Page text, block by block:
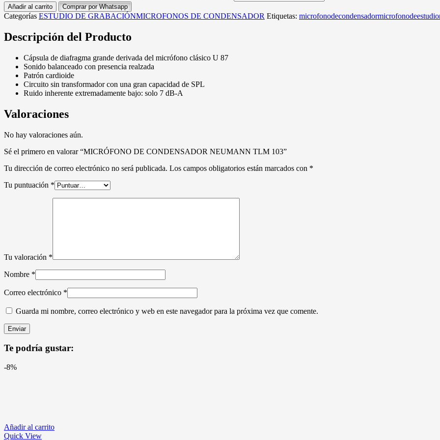
Añadir al carrito Comprar por Whatsapp
Categorías ESTUDIO DE GRABACIÓNMICROFONOS DE CONDENSADOR Etiquetas: microfonodecondensadormicrofonodeestudio
Descripción del Producto
Cápsula de diafragma grande derivada del micrófono clásico U 87
Sonido balanceado con presencia realzada
Patrón cardioide
Circuito sin transformador con una gran capacidad de SPL
Ruido inherente extremadamente bajo: solo 7 dB-A
Valoraciones
No hay valoraciones aún.
Sé el primero en valorar “MICRÓFONO DE CONDENSADOR NEUMANN TLM 103”
Tu dirección de correo electrónico no será publicada. Los campos obligatorios están marcados con *
Tu puntuación *
Tu valoración *
Nombre *
Correo electrónico *
Guarda mi nombre, correo electrónico y web en este navegador para la próxima vez que comente.
Te podría gustar:
-8%
Añadir al carrito
Quick View